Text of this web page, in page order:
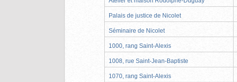
Palais de justice de Nicolet
Séminaire de Nicolet
1000, rang Saint-Alexis
1008, rue Saint-Jean-Baptiste
1070, rang Saint-Alexis